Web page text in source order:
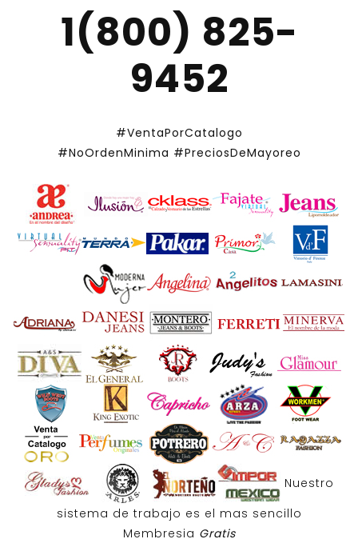
1(800) 825-
9452
#VentaPorCatalogo
#NoOrdenMinima #PreciosDeMayoreo
Nuestro
sistema de trabajo es el mas sencillo
Membresia Gratis